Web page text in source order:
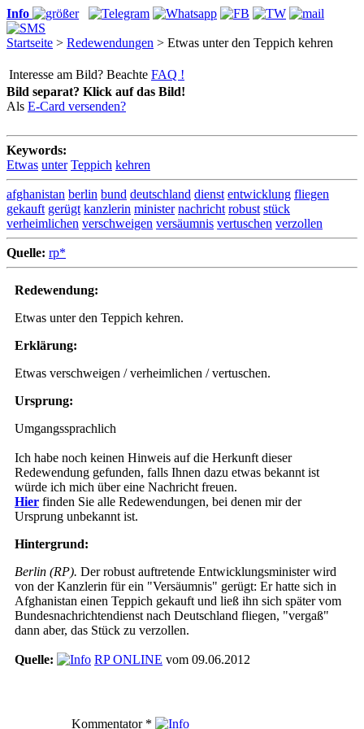
Info
Startseite > Redewendungen > Etwas unter den Teppich kehren
Interesse am Bild? Beachte FAQ !
Bild separat? Klick auf das Bild!
Als E-Card versenden?
Keywords:
Etwas unter Teppich kehren
afghanistan berlin bund deutschland dienst entwicklung fliegen
gekauft gerügt kanzlerin minister nachricht robust stück
verheimlichen verschweigen versäumnis vertuschen verzollen
Quelle: rp*
Redewendung:
Etwas unter den Teppich kehren.
Erklärung:
Etwas verschweigen / verheimlichen / vertuschen.
Ursprung:
Umgangssprachlich
Ich habe noch keinen Hinweis auf die Herkunft dieser
Redewendung gefunden, falls Ihnen dazu etwas bekannt ist
würde ich mich über eine Nachricht freuen.
Hier finden Sie alle Redewendungen, bei denen mir der
Ursprung unbekannt ist.
Hintergrund:
Berlin (RP). Der robust auftretende Entwicklungsminister wird
von der Kanzlerin für ein "Versäumnis" gerügt: Er hatte sich in
Afghanistan einen Teppich gekauft und ließ ihn sich später vom
Bundesnachrichtendienst nach Deutschland fliegen, "vergaß"
dann aber, das Stück zu verzollen.
Quelle: RP ONLINE vom 09.06.2012
Kommentator *